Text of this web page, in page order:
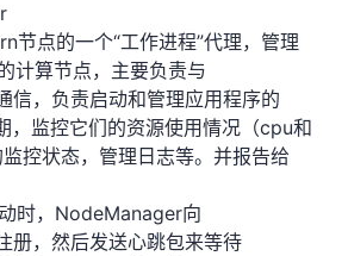
节点的一个“工作进程”代理，管理
计算节点，主要负责与
信，负责启动和管理应用程序的
，监控它们的资源使用情况（cpu和
控状态，管理日志等。并报告给
时，NodeManager向
册，然后发送心跳包来等待